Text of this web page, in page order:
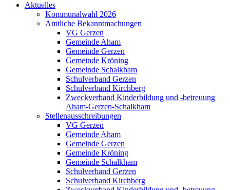
Aktuelles
Kommunalwahl 2026
Amtliche Bekanntmachungen
VG Gerzen
Gemeinde Aham
Gemeinde Gerzen
Gemeinde Kröning
Gemeinde Schalkham
Schulverband Gerzen
Schulverband Kirchberg
Zweckverband Kinderbildung und -betreuung
Aham-Gerzen-Schalkham
Stellenausschreibungen
VG Gerzen
Gemeinde Aham
Gemeinde Gerzen
Gemeinde Kröning
Gemeinde Schalkham
Schulverband Gerzen
Schulverband Kirchberg